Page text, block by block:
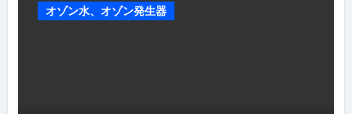
オゾン水、オゾン発生器